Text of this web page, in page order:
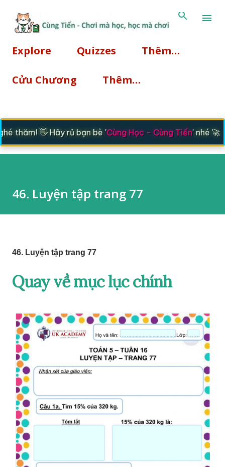
Explore Quizzes Thêm…
Cửu Chương Thêm…
thăm! 👋 Hãy rủ bạn bè 'Cùng Học - Cùng Tiến' nhé 🚀
46. Luyện tập trang 77
46. Luyện tập trang 77
Quay về mục lục chính